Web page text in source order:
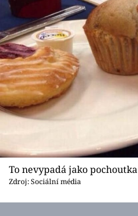
To nevypadá jako pochoutka
Zdroj: Sociální média